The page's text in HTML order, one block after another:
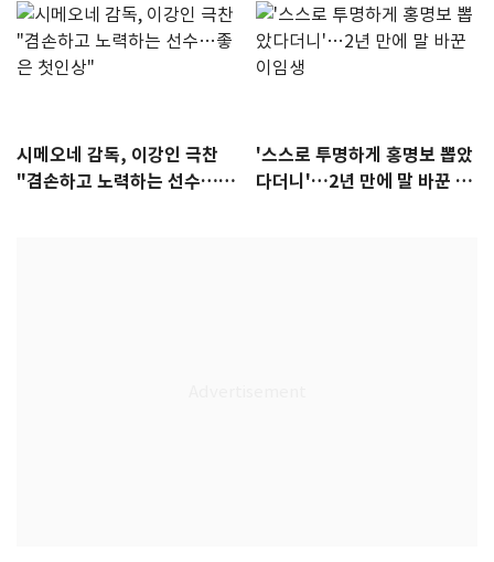
시메오네 감독, 이강인 극찬
"겸손하고 노력하는 선수…좋
'스스로 투명하게 홍명보 뽑았
다더니'…2년 만에 말 바꾼 이